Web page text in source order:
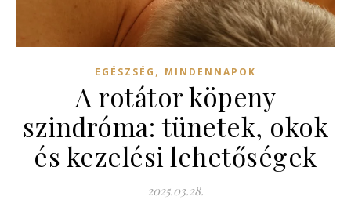
EGÉSZSÉG , MINDENNAPOK
A rotátor köpeny
szindróma: tünetek, okok
és kezelési lehetőségek
2025.03.28.